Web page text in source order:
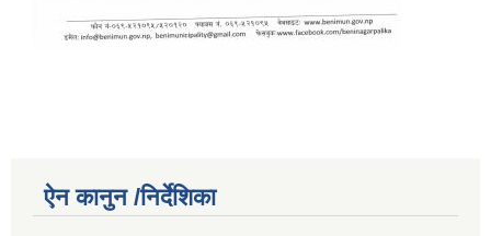
ऐन कानुन /निर्देशिका